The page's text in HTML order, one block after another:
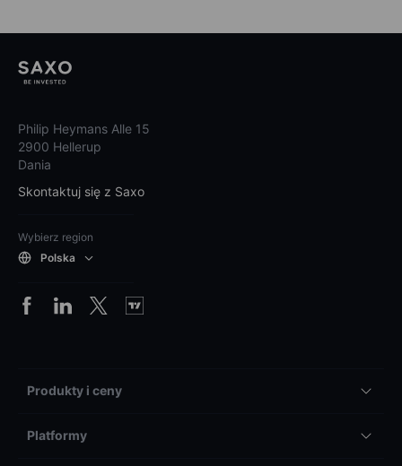
Philip Heymans Alle 15
2900 Hellerup
Dania
Skontaktuj się z Saxo
Wybierz region
Polska
Produkty i ceny
Platformy